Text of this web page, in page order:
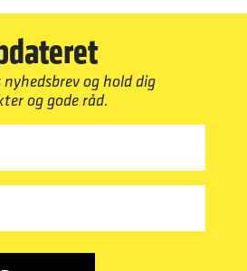
og hold dig
og gode råd.